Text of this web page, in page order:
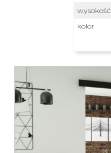
wysokość
kolor